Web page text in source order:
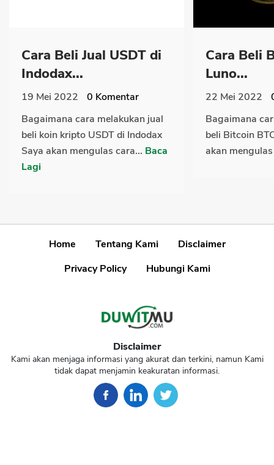
Cara Beli Jual USDT di
Indodax...
19 Mei 2022 0 Komentar
Bagaimana cara melakukan jual
beli koin kripto USDT di Indodax
Saya akan mengulas cara... Baca
Lagi
Cara Beli
Luno...
22 Mei 2022
Bagaimana
beli Bitcoin
akan
Home Tentang Kami
Disclaimer
Privacy Policy
Hubungi Kami
Disclaimer
Kami akan menjaga informasi yang akurat dan terkini, namun Kami
tidak dapat menjamin keakuratan informasi.